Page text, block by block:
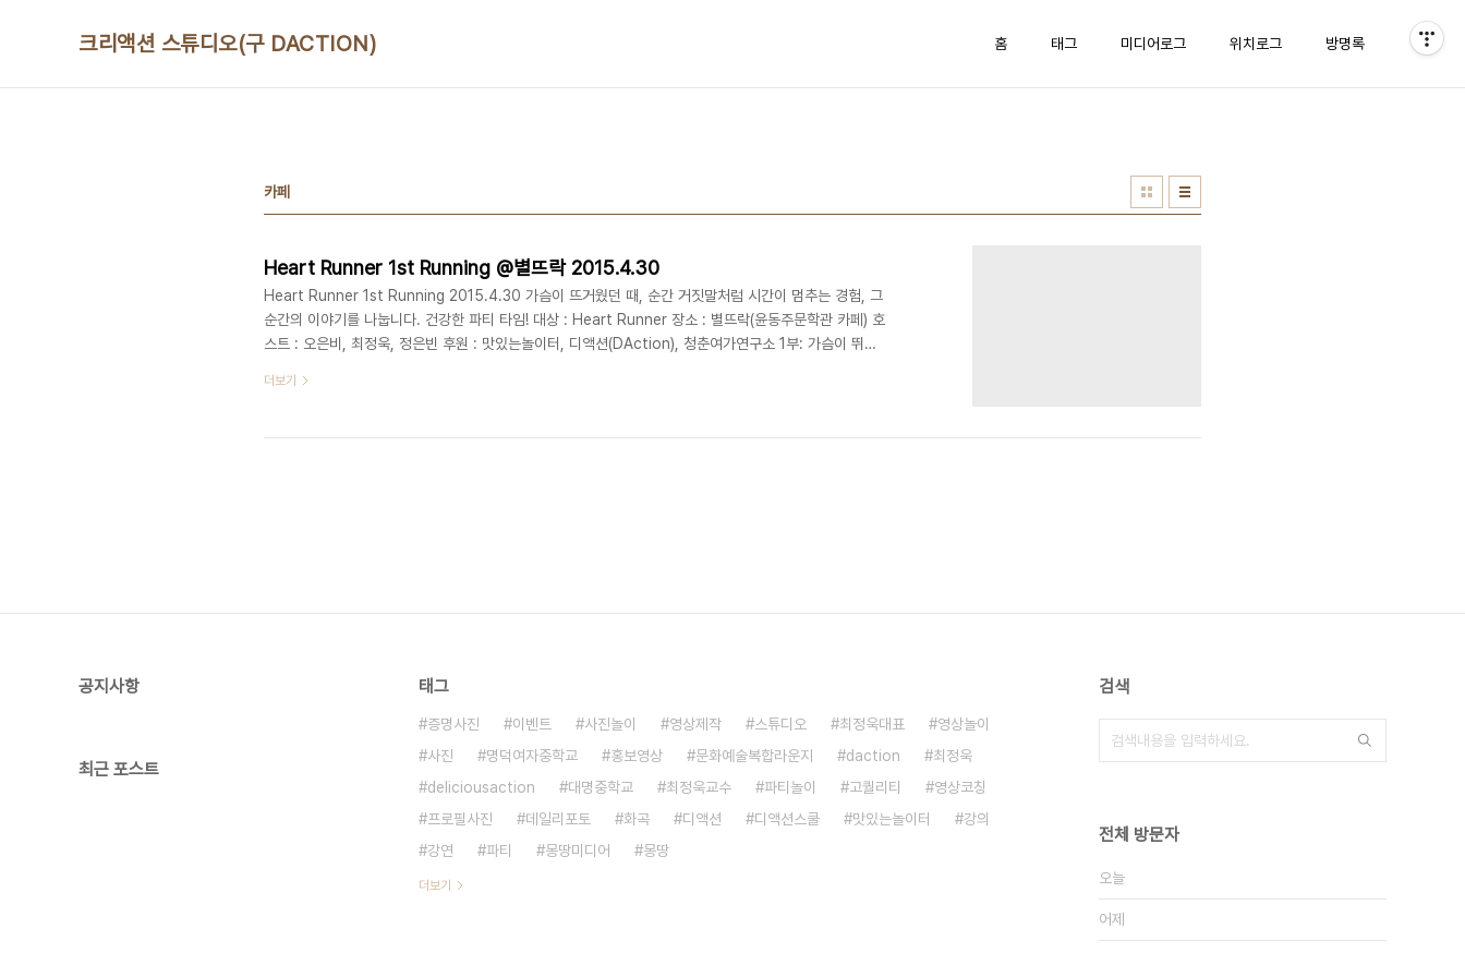
크리액션 스튜디오(구 DACTION) 홈 태그 미디어로그 위치로그 방명록
카페
Heart Runner 1st Running @별뜨락 2015.4.30
Heart Runner 1st Running 2015.4.30 가슴이 뜨거웠던 때, 순간 거짓말처럼 시간이 멈추는 경험, 그
순간의 이야기를 나눕니다. 건강한 파티 타임! 대상 : Heart Runner 장소 : 별뜨락(윤동주문학관 카페) 호
스트 : 오은비, 최정욱, 정은빈 후원 : 맛있는놀이터, 디액션(DAction), 청춘여가연구소 1부: 가슴이 뛰다!
연/세미나ㅣ파티/이벤트ㅣ기타공간대여 + 디액션스쿨 (문의) 070 8748 1031 /
더보기
공지사항
최근 포스트
태그
증명사진 이벤트 사진놀이 영상제작 스튜디오 최정욱대표
영상놀이
사진
명덕여자중학교 홍보영상 문화예술복합라운지 daction
최정욱
deliciousaction
대명중학교 최정욱교수 파티놀이 고퀄리티
영상코칭
프로필사진
데일리포토 화곡 디액션 디액션스쿨 맛있는놀이터
강의
강연
파티 몽땅미디어 몽땅
더보기
검색
전체 방문자
오늘
어제